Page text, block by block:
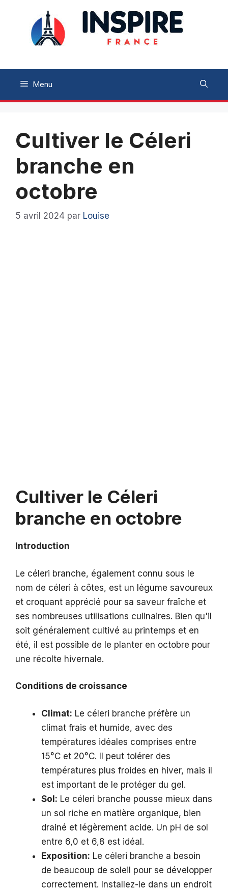
contenu
Menu
Cultiver le Céleri
branche en
octobre
5 avril 2024 par Louise
Cultiver le Céleri
branche en octobre
Introduction
Le céleri branche, également connu sous le
nom de céleri à côtes, est un légume savoureux
et croquant apprécié pour sa saveur fraîche et
ses nombreuses utilisations culinaires. Bien qu'il
soit généralement cultivé au printemps et en
été, il est possible de le planter en octobre pour
une récolte hivernale.
Conditions de croissance
Climat: Le céleri branche préfère un
climat frais et humide, avec des
températures idéales comprises entre
15°C et 20°C. Il peut tolérer des
températures plus froides en hiver, mais il
est important de le protéger du gel.
Sol: Le céleri branche pousse mieux dans
un sol riche en matière organique, bien
drainé et légèrement acide. Un pH de sol
entre 6,0 et 6,8 est idéal.
Exposition: Le céleri branche a besoin
de beaucoup de soleil pour se développer
correctement. Installez-le dans un endroit